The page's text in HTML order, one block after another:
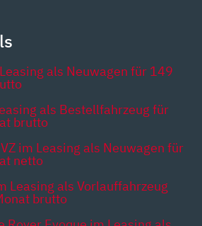
als Neuwagen für 149
als Bestellfahrzeug für
brutto
VZ im Leasing als Neuwagen für
netto
Leasing als Vorlauffahrzeug
brutto